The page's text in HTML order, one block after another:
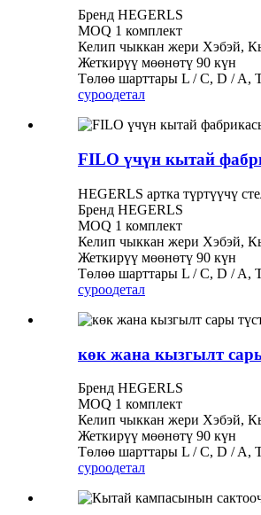
Бренд HEGERLS
MOQ 1 комплект
Келип чыккан жери Хэбэй,
Жеткирүү мөөнөтү 90 күн
Төлөө шарттары L / C, D / A,
суроодетал
FILO үчүн кытай
HEGERLS артка түртүүчү
Бренд HEGERLS
MOQ 1 комплект
Келип чыккан жери Хэбэй,
Жеткирүү мөөнөтү 90 күн
Төлөө шарттары L / C, D / A,
суроодетал
көк жана кызгылт
Бренд HEGERLS
MOQ 1 комплект
Келип чыккан жери Хэбэй,
Жеткирүү мөөнөтү 90 күн
Төлөө шарттары L / C, D / A,
суроодетал